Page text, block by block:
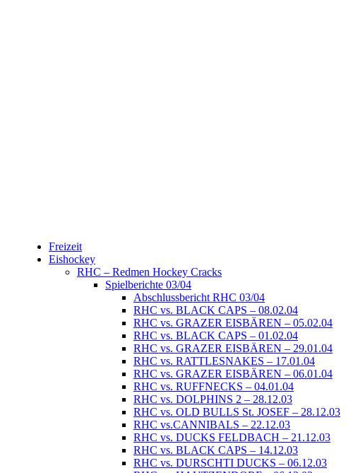
Freizeit
Eishockey
RHC – Redmen Hockey Cracks
Spielberichte 03/04
Abschlussbericht RHC 03/04
RHC vs. BLACK CAPS – 08.02.04
RHC vs. GRAZER EISBÄREN – 05.02.04
RHC vs. BLACK CAPS – 01.02.04
RHC vs. GRAZER EISBÄREN – 29.01.04
RHC vs. RATTLESNAKES – 17.01.04
RHC vs. GRAZER EISBÄREN – 06.01.04
RHC vs. RUFFNECKS – 04.01.04
RHC vs. DOLPHINS 2 – 28.12.03
RHC vs. OLD BULLS St. JOSEF – 28.12.03
RHC vs.CANNIBALS – 22.12.03
RHC vs. DUCKS FELDBACH – 21.12.03
RHC vs. BLACK CAPS – 14.12.03
RHC vs. DURSCHTI DUCKS – 06.12.03